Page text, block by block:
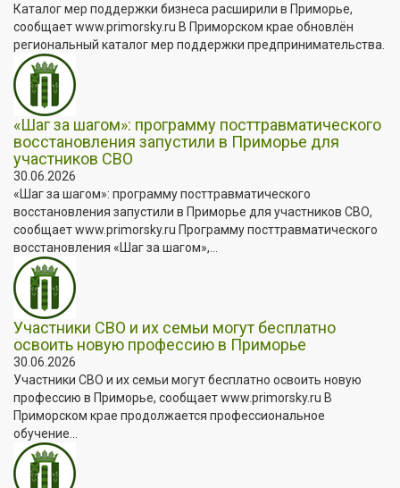
Каталог мер поддержки бизнеса расширили в Приморье,
сообщает www.primorsky.ru В Приморском крае обновлён
региональный каталог мер поддержки предпринимательства.
«Шаг за шагом»: программу посттравматического
восстановления запустили в Приморье для
участников СВО
30.06.2026
«Шаг за шагом»: программу посттравматического
восстановления запустили в Приморье для участников СВО,
сообщает www.primorsky.ru Программу посттравматического
восстановления «Шаг за шагом»,...
Участники СВО и их семьи могут бесплатно
освоить новую профессию в Приморье
30.06.2026
Участники СВО и их семьи могут бесплатно освоить новую
профессию в Приморье, сообщает www.primorsky.ru В
Приморском крае продолжается профессиональное
обучение...